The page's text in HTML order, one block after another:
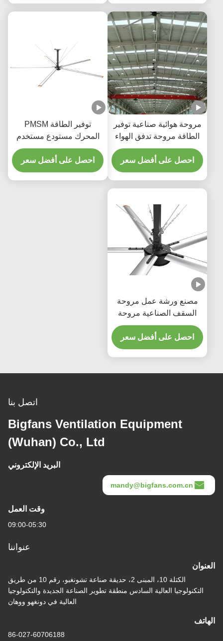
صناعية توفير
تدفق الهواء
الصناعية
المصنع
أفضل سعر
توفير الطاقة PMSM
المحرك مستودع مستخدم
ضخم الصناعية HVLS
مروحة
احصل على أفضل سعر
عمل مروحة
مروحة
تهوية توفير الطاقة 220/380
فولتأفضل سعر
Bigfans Ventilation
(Wuhan) Co., Ltd
الكتلة 10، المبنى 2، حديقة صناعة تشونغبو، رقم 10 من طريق
العالية السادس منطقة تطوير الصناعة الجديدة والتكنولوجيا
العالية في دونغهو ووهان
86-027-60706188